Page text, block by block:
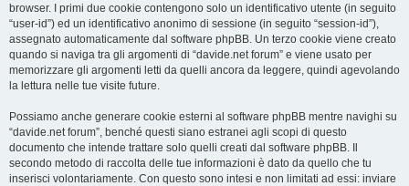
browser. I primi due cookie contengono solo un identificativo utente (in seguito
“user-id”) ed un identificativo anonimo di sessione (in seguito “session-id”),
assegnato automaticamente dal software phpBB. Un terzo cookie viene creato
quando si naviga tra gli argomenti di “davide.net forum” e viene usato per
memorizzare gli argomenti letti da quelli ancora da leggere, quindi agevolando
la lettura nelle tue visite future.
Possiamo anche generare cookie esterni al software phpBB mentre navighi su
“davide.net forum”, benché questi siano estranei agli scopi di questo
documento che intende trattare solo quelli creati dal software phpBB. Il
secondo metodo di raccolta delle tue informazioni è dato da quello che tu
inserisci volontariamente. Con questo sono intesi e non limitati ad essi: inviare